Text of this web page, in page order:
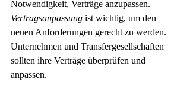
Notwendigkeit, Verträge anzupassen.
Vertragsanpassung ist wichtig, um den
neuen Anforderungen gerecht zu werden.
Unternehmen und Transfergesellschaften
sollten ihre Verträge überprüfen und
anpassen.